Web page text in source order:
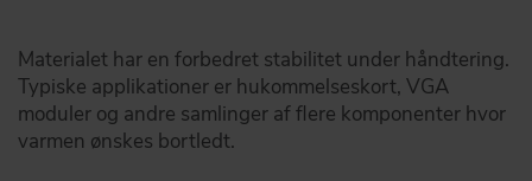
Materialet har en forbedret stabilitet under håndtering.
Typiske applikationer er hukommelseskort, VGA
moduler og andre samlinger af flere komponenter hvor
varmen ønskes bortledt.